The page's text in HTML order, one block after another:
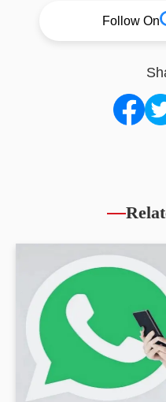
Follow On